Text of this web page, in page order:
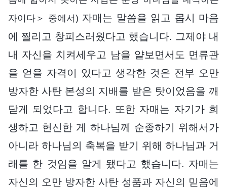
자이다＞ 중에서) 자매는 말씀을 읽고 몹시 마음
에 찔리고 창피스러웠다고 했습니다. 그제야 내
내 자신을 치켜세우고 남을 얕보면서도 면류관
을 얻을 자격이 있다고 생각한 것은 전부 오만
방자한 사탄 본성의 지배를 받은 탓이었음을 깨
닫게 되었다고 합니다. 또한 자매는 자기가 희
생하고 헌신한 게 하나님께 순종하기 위해서가
아니라 하나님의 축복을 받기 위해 하나님과 거
래를 한 것임을 알게 됐다고 했습니다. 자매는
자신의 오만 방자한 사탄 성품과 자신의 믿음에